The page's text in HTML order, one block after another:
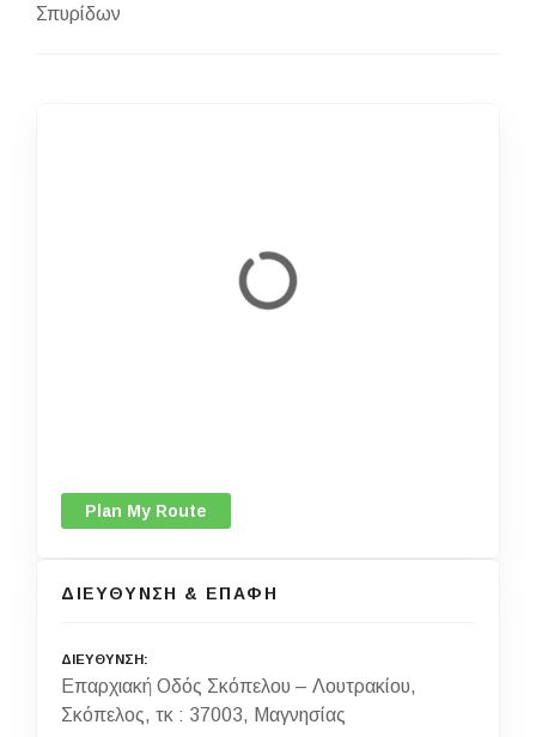
Σπυρίδων
Plan My Route
ΔΙΕΥΘΥΝΣΗ & ΕΠΑΦΗ
ΔΙΕΥΘΥΝΣΗ
Επαρχιακή Οδός Σκόπελου – Λουτρακίου,
Σκόπελος, τκ : 37003, Μαγνησίας